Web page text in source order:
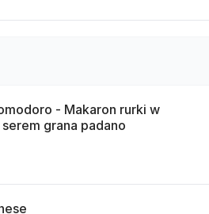
- Makaron rurki w
grana padano